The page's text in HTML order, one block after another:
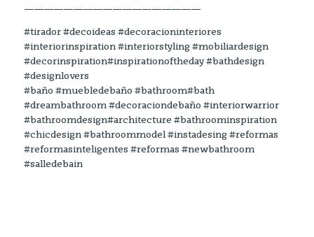
——————————————————
#tirador #decoideas #decoracioninteriores
#interiorinspiration #interiorstyling #mobiliardesign
#decorinspiration#inspirationoftheday #bathdesign
#designlovers
#baño #muebledebaño #bathroom#bath
#dreambathroom #decoraciondebaño #interiorwarrior
#bathroomdesign#architecture #bathroominspiration
#chicdesign #bathroommodel #instadesing #reformas
#reformasinteligentes #reformas #newbathroom
#salledebain